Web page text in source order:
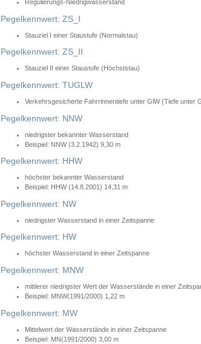
Regulierungs-Niedrigwasserstand
Pegelkennwert: ZS_I
Stauziel I einer Staustufe (Normalstau)
Pegelkennwert: ZS_II
Stauziel II einer Staustufe (Höchststau)
Pegelkennwert: TUGLW
Verkehrsgesicherte Fahrrinnentiefe unter GlW (Tiefe unter
Pegelkennwert: NNW
niedrigster bekannter Wasserstand
Beispiel: NNW (3.2.1942) 9,30 m
Pegelkennwert: HHW
höchster bekannter Wasserstand
Beispiel: HHW (14.8.2001) 14,31 m
Pegelkennwert: NW
niedrigster Wasserstand in einer Zeitspanne
Pegelkennwert: HW
höchster Wasserstand in einer Zeitspanne
Pegelkennwert: MNW
mittlerer niedrigster Wert der Wasserstände in einer
Beispiel: MNW(1991/2000) 1,22 m
Pegelkennwert: MW
Mittelwert der Wasserstände in einer Zeitspanne
Beispiel: MN(1991/2000) 3,00 m